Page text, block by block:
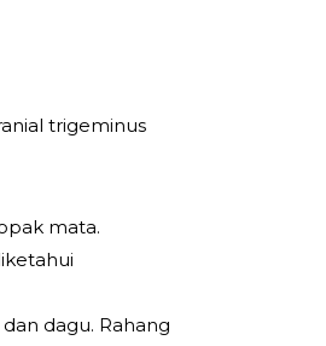
trigeminus
mata.
dagu. Rahang